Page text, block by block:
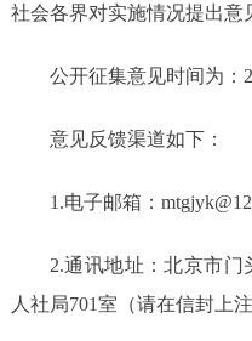
社会各界对实施情况提出意
公开征集意见时间为：
意见反馈渠道如下：
1.电子邮箱：mtgjyk
2.通讯地址：北京市
人社局701室（请在信封上